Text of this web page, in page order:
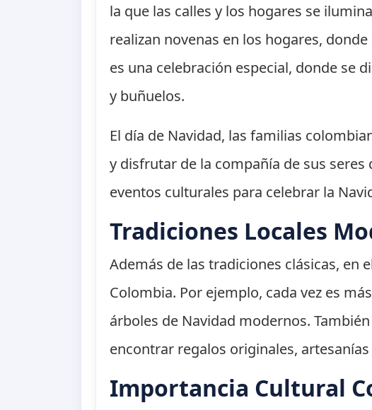
la que las calles y los hogares se
realizan novenas en los hogares,
es una celebración especial, donde se
y buñuelos.
El día de Navidad, las familias
y disfrutar de la compañía de sus
eventos culturales para celebrar la
Tradiciones Locales
Además de las tradiciones clásicas, en
Colombia. Por ejemplo, cada vez es
árboles de Navidad modernos.
encontrar regalos originales,
Importancia Cultural